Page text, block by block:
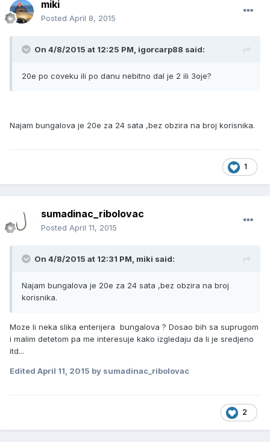
miki
Posted April 8, 2015
On 4/8/2015 at 12:25 PM, igorcarp88 said:
20e po coveku ili po danu nebitno dal je 2 ili 3oje?
Najam bungalova je 20e za 24 sata ,bez obzira na broj korisnika.
1
sumadinac_ribolovac
Posted April 11, 2015
On 4/8/2015 at 12:31 PM, miki said:
Najam bungalova je 20e za 24 sata ,bez obzira na broj
korisnika.
Moze li neka slika enterijera bungalova ? Dosao bih sa suprugom
i malim detetom pa me interesuje kako izgledaju da li je sredjeno
itd...
Edited April 11, 2015 by sumadinac_ribolovac
2